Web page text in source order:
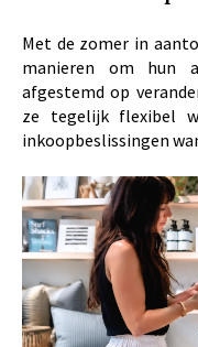
Met de zomer in
manieren om hun
afgestemd op
ze tegelijk flexibel
inkoopbeslissingen